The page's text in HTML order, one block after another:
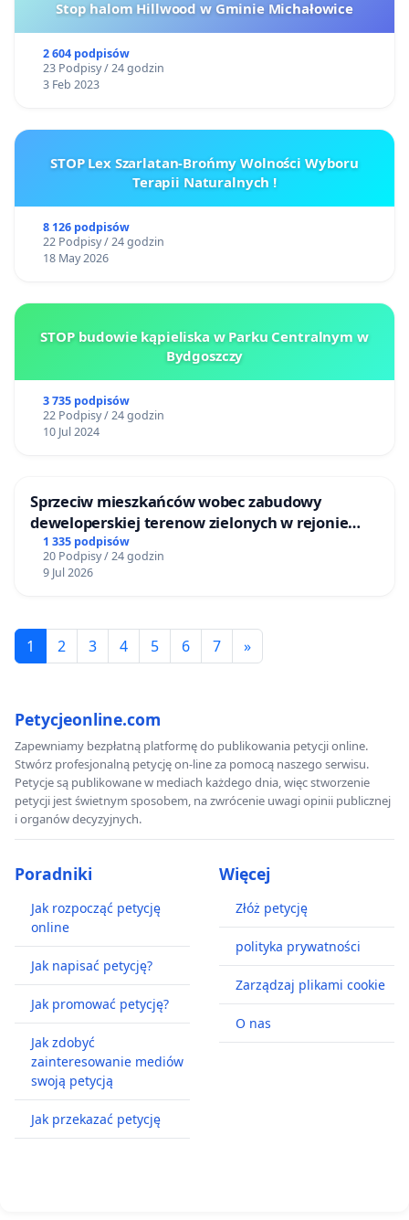
Stop halom Hillwood w Gminie Michałowice
2 604 podpisów
23 Podpisy / 24 godzin
3 Feb 2023
STOP Lex Szarlatan-Brońmy Wolności Wyboru
Terapii Naturalnych !
8 126 podpisów
22 Podpisy / 24 godzin
18 May 2026
STOP budowie kąpieliska w Parku Centralnym w
Bydgoszczy
3 735 podpisów
22 Podpisy / 24 godzin
10 Jul 2024
Sprzeciw mieszkańców wobec zabudowy
deweloperskiej terenow zielonych w rejonie
Bulwarów Straceńskich w Bielsku-Białej
1 335 podpisów
20 Podpisy / 24 godzin
9 Jul 2026
1 2 3 4 5 6 7 »
Petycjeonline.com
Zapewniamy bezpłatną platformę do publikowania petycji online.
Stwórz profesjonalną petycję on-line za pomocą naszego serwisu.
Petycje są publikowane w mediach każdego dnia, więc stworzenie
petycji jest świetnym sposobem, na zwrócenie uwagi opinii publicznej
i organów decyzyjnych.
Poradniki
Jak rozpocząć petycję
online
Jak napisać petycję?
Jak promować petycję?
Jak zdobyć
zainteresowanie mediów
swoją petycją
Jak przekazać petycję
Więcej
Złóż petycję
polityka prywatności
Zarządzaj plikami cookie
O nas